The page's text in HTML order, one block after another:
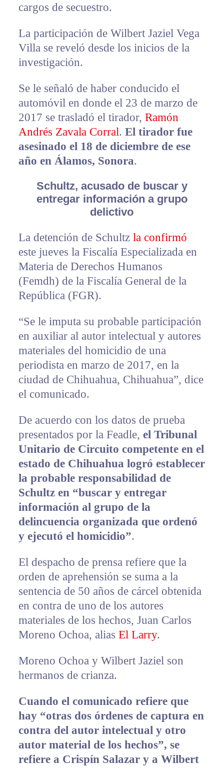
cargos de secuestro.
La participación de Wilbert Jaziel Vega
Villa se reveló desde los inicios de la
investigación.
Se le señaló de haber conducido el
automóvil en donde el 23 de marzo de
2017 se trasladó el tirador, Ramón
Andrés Zavala Corral. El tirador fue
asesinado el 18 de diciembre de ese
año en Álamos, Sonora.
Schultz, acusado de buscar y
entregar información a grupo
delictivo
La detención de Schultz la confirmó
este jueves la Fiscalía Especializada en
Materia de Derechos Humanos
(Femdh) de la Fiscalía General de la
República (FGR).
“Se le imputa su probable participación
en auxiliar al autor intelectual y autores
materiales del homicidio de una
periodista en marzo de 2017, en la
ciudad de Chihuahua, Chihuahua”, dice
el comunicado.
De acuerdo con los datos de prueba
presentados por la Feadle, el Tribunal
Unitario de Circuito competente en el
estado de Chihuahua logró establecer
la probable responsabilidad de
Schultz en “buscar y entregar
información al grupo de la
delincuencia organizada que ordenó
y ejecutó el homicidio”.
El despacho de prensa refiere que la
orden de aprehensión se suma a la
sentencia de 50 años de cárcel obtenida
en contra de uno de los autores
materiales de los hechos, Juan Carlos
Moreno Ochoa, alias El Larry.
Moreno Ochoa y Wilbert Jaziel son
hermanos de crianza.
Cuando el comunicado refiere que
hay “otras dos órdenes de captura en
contra del autor intelectual y otro
autor material de los hechos”, se
refiere a Crispín Salazar y a Wilbert